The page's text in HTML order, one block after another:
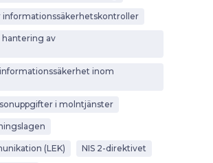
informationssäkerhetskontroller
hantering av
inom
i molntjänster
(LEK) NIS 2-direktivet